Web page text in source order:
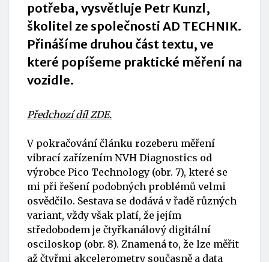
potřeba, vysvětluje Petr Kunzl,
školitel ze společnosti AD TECHNIK.
Přinášíme druhou část textu, ve
které popíšeme praktické měření na
vozidle.
Předchozí díl ZDE.
V pokračování článku rozeberu měření
vibrací zařízením NVH Diagnostics od
výrobce Pico Technology (obr. 7), které se
mi při řešení podobných problémů velmi
osvědčilo. Sestava se dodává v řadě různých
variant, vždy však platí, že jejím
středobodem je čtyřkanálový digitální
osciloskop (obr. 8). Znamená to, že lze měřit
až čtyřmi akcelerometry současně a data